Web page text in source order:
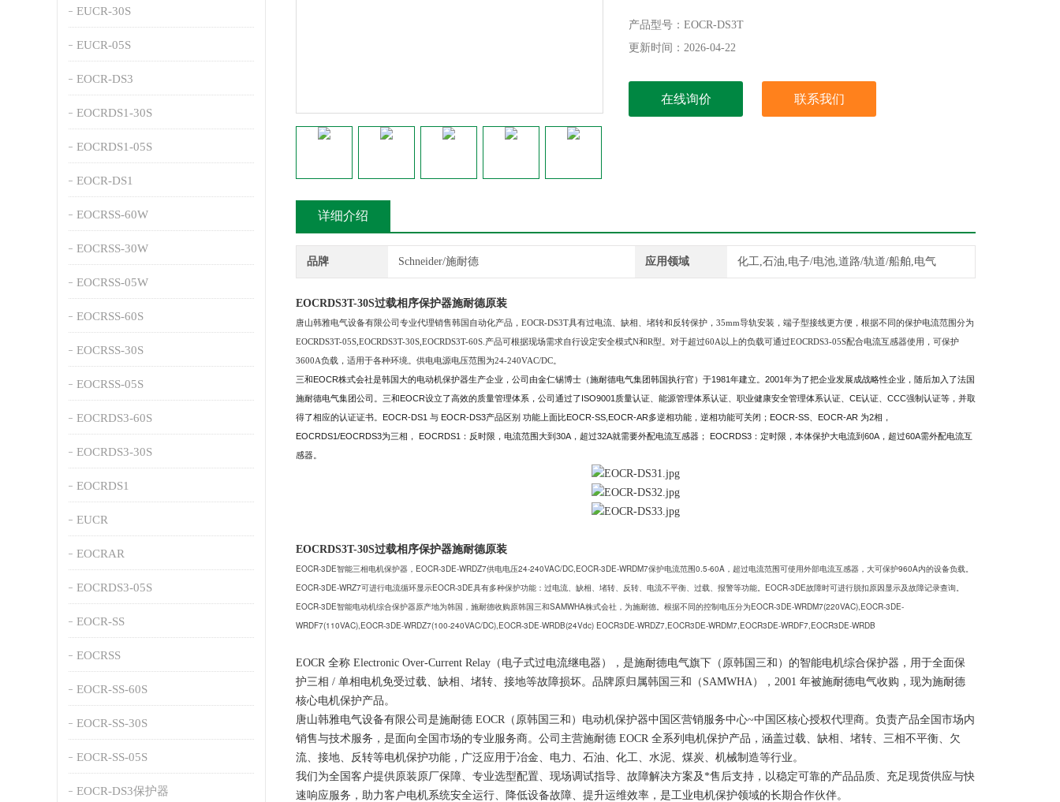
EUCR-30S
EUCR-05S
EOCR-DS3
EOCRDS1-30S
EOCRDS1-05S
EOCR-DS1
EOCRSS-60W
EOCRSS-30W
EOCRSS-05W
EOCRSS-60S
EOCRSS-30S
EOCRSS-05S
EOCRDS3-60S
EOCRDS3-30S
EOCRDS1
EUCR
EOCRAR
EOCRDS3-05S
EOCR-SS
EOCRSS
EOCR-SS-60S
EOCR-SS-30S
EOCR-SS-05S
EOCR-DS3保护器
产品型号：EOCR-DS3T
更新时间：2026-04-22
在线询价 联系我们
详细介绍
品牌 Schneider/施耐德 应用领域 化工,石油,电子/电池,道路/轨道/船舶,电气
EOCRDS3T-30S过载相序保护器施耐德原装
唐山韩雅电气设备有限公司专业代理销售韩国自动化产品，EOCR-DS3T具有过电流、缺相、堵转和反转保护，35mm导轨安装，端子型接线更方便，根据不同的保护电流范围分为
EOCRDS3T-05S,EOCRDS3T-30S,EOCRDS3T-60S.产品可根据现场需求自行设定安全模式N和R型。对于超过60A以上的负载可通过EOCRDS3-05S配合电流互感器使用，可保护
3600A负载，适用于各种环境。供电电源电压范围为24-240VAC/DC。
三和EOCR株式会社是韩国大的电动机保护器生产企业，公司由金仁锡博士（施耐德电气集团韩国执行官）于1981年建立。2001年为了把企业发展成战略性企业，随后加入了法国
施耐德电气集团公司。三和EOCR设立了高效的质量管理体系，公司通过了ISO9001质量认证、能源管理体系认证、职业健康安全管理体系认证、CE认证、CCC强制认证等，并取
得了相应的认证证书。EOCR-DS1 与 EOCR-DS3产品区别 功能上面比EOCR-SS,EOCR-AR多逆相功能，逆相功能可关闭；EOCR-SS、EOCR-AR 为2相，
EOCRDS1/EOCRDS3为三相， EOCRDS1：反时限，电流范围大到30A，超过32A就需要外配电流互感器； EOCRDS3：定时限，本体保护大电流到60A，超过60A需外配电流互
感器。
EOCRDS3T-30S过载相序保护器施耐德原装
EOCR-3DE智能三相电机保护器，EOCR-3DE-WRDZ7供电电压24-240VAC/DC,EOCR-3DE-WRDM7保护电流范围0.5-60A，超过电流范围可使用外部电流互感器，大可保护960A内的设备负载。
EOCR-3DE-WRZ7可进行电流循环显示EOCR-3DE具有多种保护功能：过电流、缺相、堵转、反转、电流不平衡、过载、报警等功能。EOCR-3DE故障时可进行脱扣原因显示及故障记录查询。
EOCR-3DE智能电动机综合保护器原产地为韩国，施耐德收购原韩国三和SAMWHA株式会社，为施耐德。根据不同的控制电压分为EOCR-3DE-WRDM7(220VAC),EOCR-3DE-
WRDF7(110VAC),EOCR-3DE-WRDZ7(100-240VAC/DC),EOCR-3DE-WRDB(24Vdc) EOCR3DE-WRDZ7,EOCR3DE-WRDM7,EOCR3DE-WRDF7,EOCR3DE-WRDB
EOCR 全称 Electronic Over-Current Relay（电子式过电流继电器），是施耐德电气旗下（原韩国三和）的智能电机综合保护器，用于全面保
护三相 / 单相电机免受过载、缺相、堵转、接地等故障损坏。品牌原归属韩国三和（SAMWHA），2001 年被施耐德电气收购，现为施耐德
核心电机保护产品。
唐山韩雅电气设备有限公司是施耐德 EOCR（原韩国三和）电动机保护器中国区营销服务中心~中国区核心授权代理商。负责产品全国市场内
销售与技术服务，是面向全国市场的专业服务商。公司主营施耐德 EOCR 全系列电机保护产品，涵盖过载、缺相、堵转、三相不平衡、欠
流、接地、反转等电机保护功能，广泛应用于冶金、电力、石油、化工、水泥、煤炭、机械制造等行业。
我们为全国客户提供原装原厂保障、专业选型配置、现场调试指导、故障解决方案及*售后支持，以稳定可靠的产品品质、充足现货供应与快
速响应服务，助力客户电机系统安全运行、降低设备故障、提升运维效率，是工业电机保护领域的长期合作伙伴。